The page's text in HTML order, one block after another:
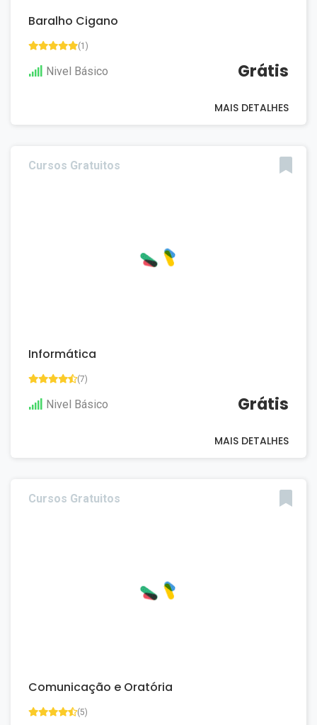
Baralho Cigano
(1)
Nivel Básico Grátis
MAIS DETALHES
Cursos Gratuitos
Informática
(7)
Nivel Básico Grátis
MAIS DETALHES
Cursos Gratuitos
Comunicação e Oratória
(5)